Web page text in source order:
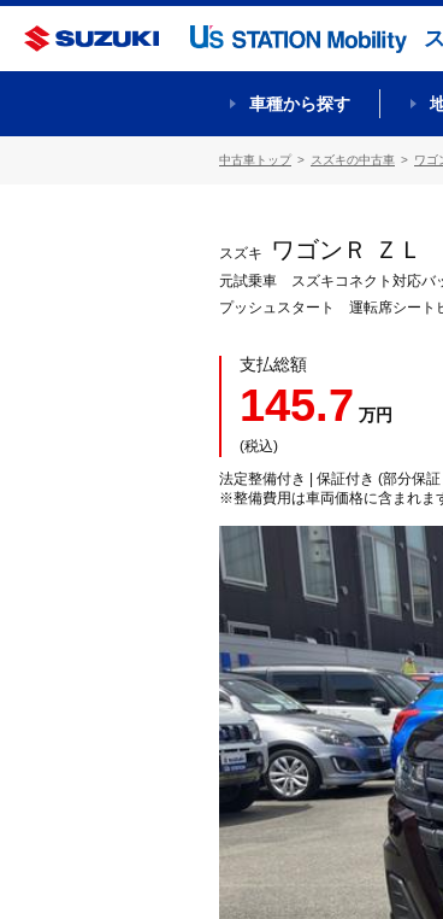
車種から探す
中古車トップ スズキの中古車 ワゴ
スズキ ワゴンＲ ＺＬ
元試乗車 スズキコネクト対応
プッシュスタート 運転席シート
支払総額
145.7 万円
(税込)
法定整備付き | 保証付き (部分保
※整備費用は車両価格に含まれま